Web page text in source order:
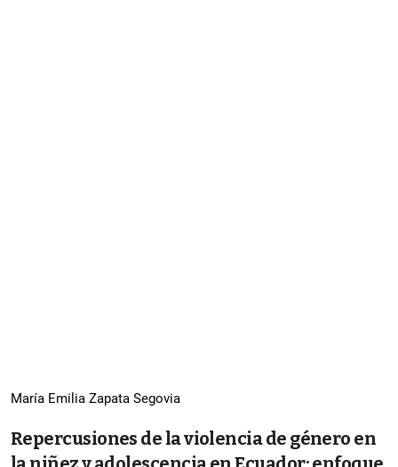
María Emilia Zapata Segovia
Repercusiones de la violencia de género en